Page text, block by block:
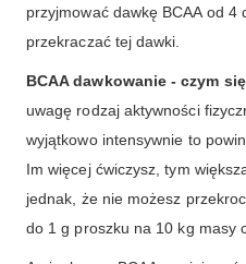
przyjmować dawkę BCAA od
przekraczać tej dawki.
BCAA dawkowanie - czym
uwagę rodzaj aktywności
wyjątkowo intensywnie to
Im więcej ćwiczysz, tym
jednak, że nie możesz
do 1 g proszku na 10 kg masy